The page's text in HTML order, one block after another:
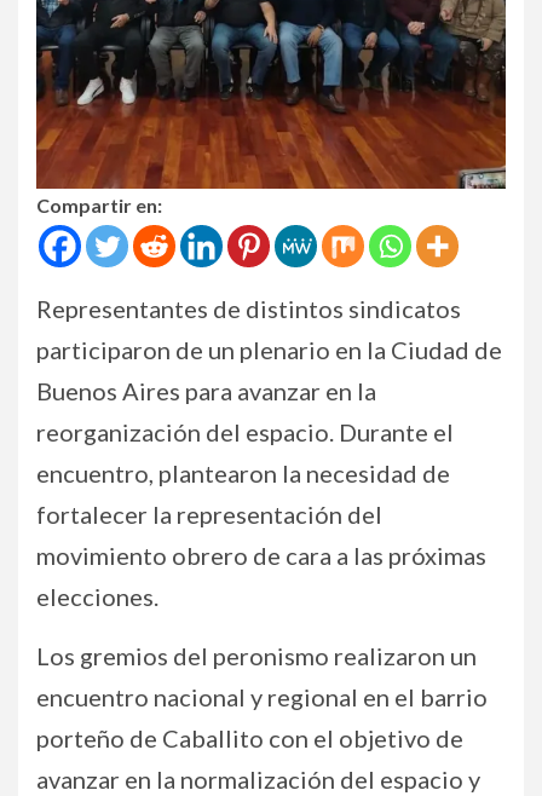
Compartir en:
Representantes de distintos sindicatos
participaron de un plenario en la Ciudad de
Buenos Aires para avanzar en la
reorganización del espacio. Durante el
encuentro, plantearon la necesidad de
fortalecer la representación del
movimiento obrero de cara a las próximas
elecciones.
Los gremios del peronismo realizaron un
encuentro nacional y regional en el barrio
porteño de Caballito con el objetivo de
avanzar en la normalización del espacio y